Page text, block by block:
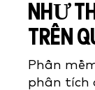
NHƯ
TRÊN
Phần
phân tích